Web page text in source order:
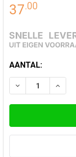
37.00
HUIDIGE
VOORRAAD:
AANTAL:
VERLAAG